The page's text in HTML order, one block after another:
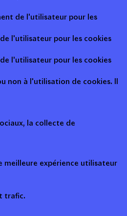
de l'utilisateur pour les
l'utilisateur pour les cookies
l'utilisateur pour les cookies
non à l'utilisation de cookies. Il
la collecte de
meilleure expérience utilisateur
trafic.